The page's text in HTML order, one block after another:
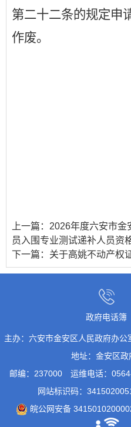
第二十二条的规定申
作废。
上一篇： 2026年度六安市金
员入围专业测试递补人员资
下一篇： 关于高姚不动产权
政府电话簿
主办：六安市金安区人民政府办公
地址：金安区
邮编：237000
运维电话：
网站标识码：
皖公网安备